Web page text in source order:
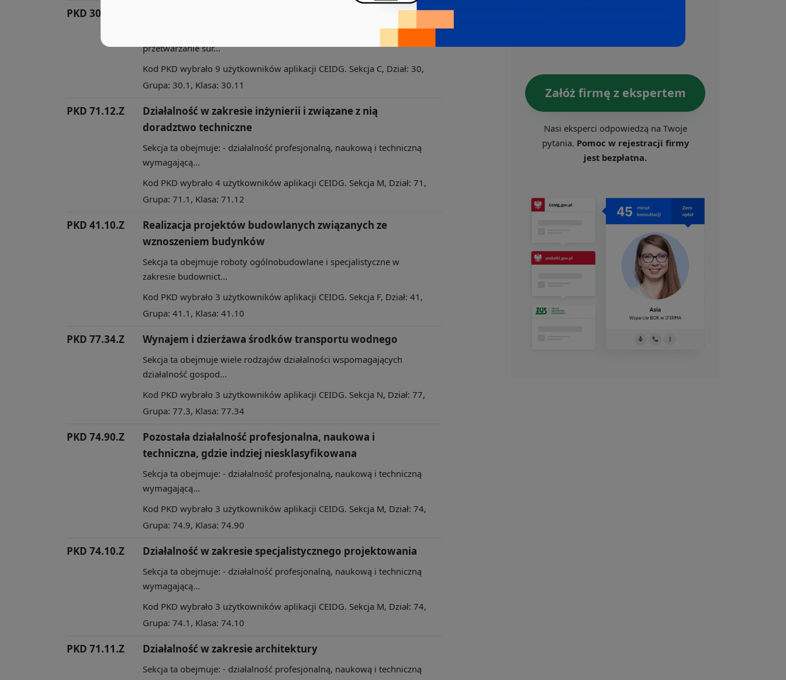
PKD 30.11.Z
Przez działalność wytwórczą rozumie się fizyczne lub chemiczne
przetwarzanie sur...
Kod PKD wybrało 9 użytkowników aplikacji CEIDG. Sekcja C, Dział: 30,
Grupa: 30.1, Klasa: 30.11
PKD 71.12.Z
Działalność w zakresie inżynierii i związane z nią
doradztwo techniczne
Sekcja ta obejmuje: - działalność profesjonalną, naukową i techniczną
wymagającą...
Kod PKD wybrało 4 użytkowników aplikacji CEIDG. Sekcja M, Dział: 71,
Grupa: 71.1, Klasa: 71.12
PKD 41.10.Z
Realizacja projektów budowlanych związanych ze
wznoszeniem budynków
Sekcja ta obejmuje roboty ogólnobudowlane i specjalistyczne w
zakresie budownict...
Kod PKD wybrało 3 użytkowników aplikacji CEIDG. Sekcja F, Dział: 41,
Grupa: 41.1, Klasa: 41.10
PKD 77.34.Z Wynajem i dzierżawa środków transportu wodnego
Sekcja ta obejmuje wiele rodzajów działalności wspomagających
działalność gospod...
Kod PKD wybrało 3 użytkowników aplikacji CEIDG. Sekcja N, Dział: 77,
Grupa: 77.3, Klasa: 77.34
PKD 74.90.Z
Pozostała działalność profesjonalna, naukowa i
techniczna, gdzie indziej niesklasyfikowana
Sekcja ta obejmuje: - działalność profesjonalną, naukową i techniczną
wymagającą...
Kod PKD wybrało 3 użytkowników aplikacji CEIDG. Sekcja M, Dział: 74,
Grupa: 74.9, Klasa: 74.90
PKD 74.10.Z Działalność w zakresie specjalistycznego projektowania
Sekcja ta obejmuje: - działalność profesjonalną, naukową i techniczną
wymagającą...
Kod PKD wybrało 3 użytkowników aplikacji CEIDG. Sekcja M, Dział: 74,
Grupa: 74.1, Klasa: 74.10
PKD 71.11.Z Działalność w zakresie architektury
Sekcja ta obejmuje: - działalność profesjonalną, naukową i techniczną
Załóż firmę z ekspertem
Nasi eksperci odpowiedzą na Twoje
pytania. Pomoc w rejestracji firmy
jest bezpłatna.